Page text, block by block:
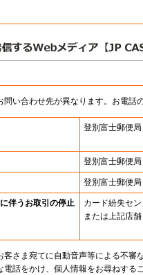
い合わせ先が異なります。お電話
登別富士郵便局
登別富士郵便局
登別富士郵便局
伴うお取引の停止
カード紛失セ
または上記店舗
客さま宛てに自動音声等による不審
電話をかけ、個人情報をお尋ねする